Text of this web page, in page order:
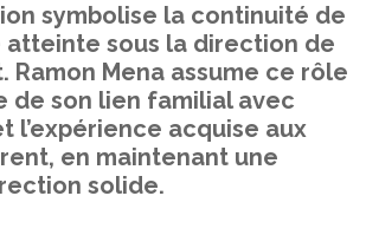
symbolise la continuité de
atteinte sous la direction de
Ramon Mena assume ce rôle
de son lien familial avec
l’expérience acquise aux
en maintenant une
solide.